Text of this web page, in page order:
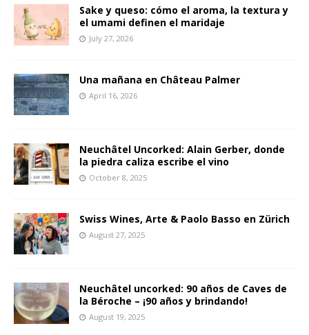
Sake y queso: cómo el aroma, la textura y
el umami definen el maridaje
July 27, 2026
Una mañana en Château Palmer
April 16, 2026
Neuchâtel Uncorked: Alain Gerber, donde
la piedra caliza escribe el vino
October 8, 2025
Swiss Wines, Arte & Paolo Basso en Zürich
August 27, 2025
Neuchâtel uncorked: 90 años de Caves de
la Béroche – ¡90 años y brindando!
August 19, 2025